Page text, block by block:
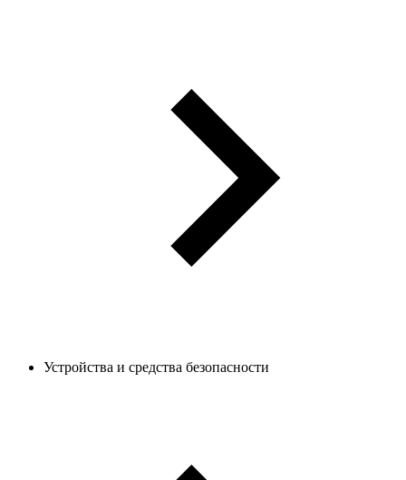
Устройства и средства безопасности